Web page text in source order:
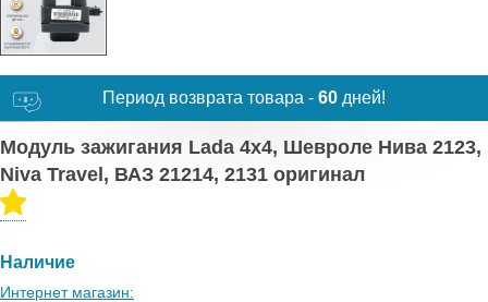
Период возврата товара - 60 дней!
Модуль зажигания Lada 4х4, Шевроле Нива 2123,
Niva Travel, ВАЗ 21214, 2131 оригинал
Наличие
Интернет магазин: